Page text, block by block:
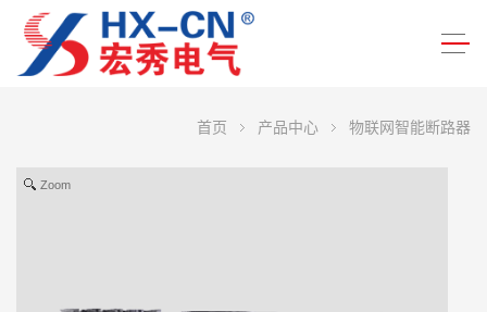
首页 产品中心 物联网智能断路器
Zoom